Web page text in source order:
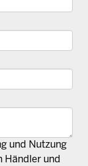
und Nutzung
Händler und